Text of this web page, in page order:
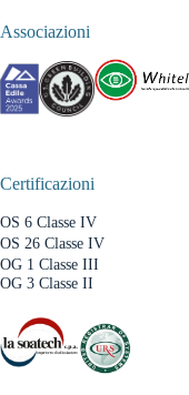
Associazioni
Certificazioni
OS 6 Classe IV
OS 26 Classe IV
OG 1 Classe III
OG 3 Classe II